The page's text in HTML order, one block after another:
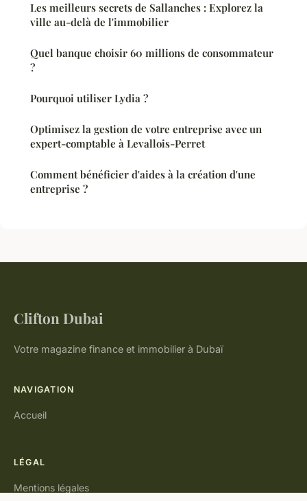
Les meilleurs secrets de Sallanches : Explorez la
ville au-delà de l'immobilier
Quel banque choisir 60 millions de consommateur
?
Pourquoi utiliser Lydia ?
Optimisez la gestion de votre entreprise avec un
expert-comptable à Levallois-Perret
Comment bénéficier d'aides à la création d'une
entreprise ?
Clifton Dubai
Votre magazine finance et immobilier à Dubaï
NAVIGATION
Accueil
LÉGAL
Mentions légales